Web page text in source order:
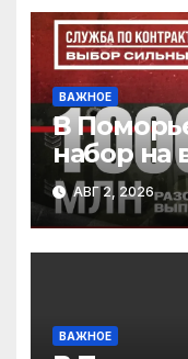
ВАЖНОЕ
В
набор на
поАВГ 2, 2026
ВАЖНОЕ